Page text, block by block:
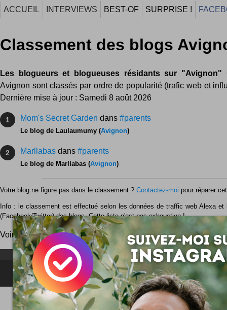
ACCUEIL INTERVIEWS BEST-OF SURPRISE !
Classement des blogs
Les blogueurs et blogueuses résidants sur "Avignon"
Avignon sont classés par ordre de popularité (trafic web et
Dernière mise à jour : Samedi 8 août 2026
1 Mom's Secret Garden dans #parents
Le blog de Laulaumumy (Avignon)
2 Marllabas dans #parents
Le blog de Marllabas (Avignon)
Votre blog ne figure pas dans le classement ? Contactez-moi pour réparer
Info : le classement est effectué selon les données de traffic web Alexa et
(Facebook/Twitter) des blogs. Cette liste n'est pas exhaustive !
Voir leclassement généraldes meilleurs blogs.
NEWSLETTER FOR EVER !
©2006-2025 JeudiPhoto.netleblog lifestyle de Simon